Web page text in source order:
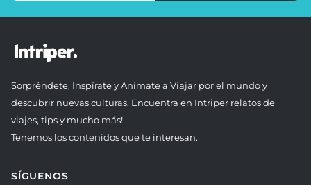
Sorpréndete, Inspírate y Anímate a Viajar por el mundo y
descubrir nuevas culturas. Encuentra en Intriper relatos de
viajes, tips y mucho más!
Tenemos los contenidos que te interesan.
SÍGUENOS